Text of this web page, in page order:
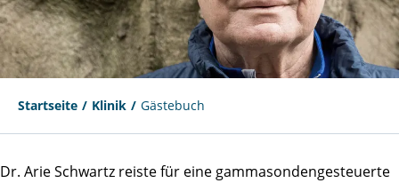
Startseite Klinik Gästebuch
Dr. Arie Schwartz reiste für eine gammasondengesteuerte